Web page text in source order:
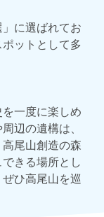
に選ばれてお
ットとして多
一度に楽しめ
辺の遺構は、
尾山創造の森
きる場所とし
ひ高尾山を巡